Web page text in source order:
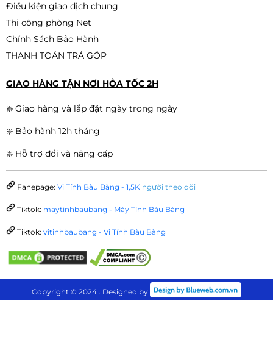
Điều kiện giao dịch chung
Thi công phòng Net
Chính Sách Bảo Hành
THANH TOÁN TRẢ GÓP
GIAO HÀNG TẬN NƠI HỎA TỐC 2H
❇️ Giao hàng và lắp đặt ngày trong ngày
❇️ Bảo hành 12h tháng
❇️ Hỗ trợ đổi và nâng cấp
Fanepage: Vi Tính Bàu Bàng - 1,5K người theo dõi
Tiktok: maytinhbaubang - Máy Tính Bàu Bàng
Tiktok: vitinhbaubang - Vi Tính Bàu Bàng
Copyright © 2024 . Designed by